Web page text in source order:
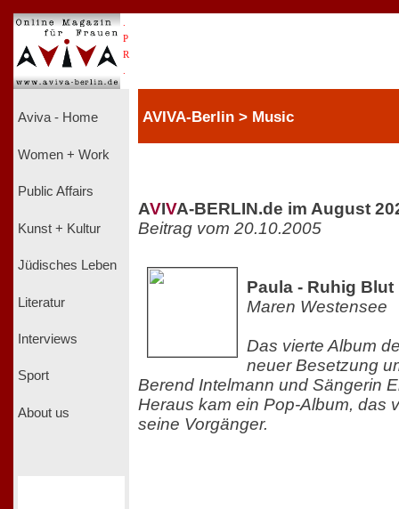
P
R
Aviva - Home
Women + Work
Public Affairs
Kunst + Kultur
Jüdisches Leben
Literatur
Interviews
Sport
About us
AVIVA-Berlin > Music
AVIVA-BERLIN.de im August
Beitrag vom 20.10.2005
Paula - Ruhig Blut
Maren Westensee
Das vierte Album
neuer Besetzung
Berend Intelmann und Sängerin
Heraus kam ein Pop-Album, das
seine Vorgänger.